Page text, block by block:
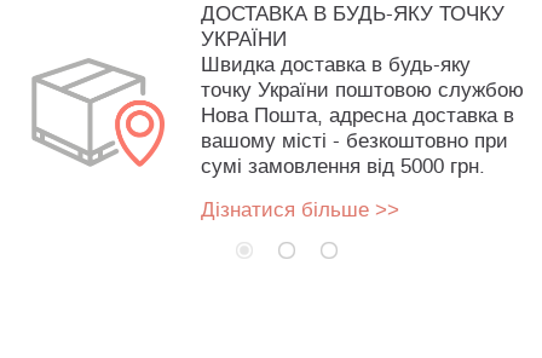
ДОСТАВКА В БУДЬ-ЯКУ ТОЧКУ
УКРАЇНИ
Швидка доставка в будь-яку
точку України поштовою службою
Нова Пошта, адресна доставка в
вашому місті - безкоштовно при
сумі замовлення від 5000 грн.
Дізнатися більше >>